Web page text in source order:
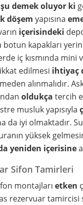
şu demek oluyor ki
döşem yapısına
içerisindeki
kapakları
iç kısmında mini
edilmesi ihtiyaç
alınmalıdır.
oldukça tercih
musluk yapısıyla
da iyi olmaktadır.
yüksek
yeniden içerisine
Sifon Tamirleri
montajları etken
rezervuar tamircisi